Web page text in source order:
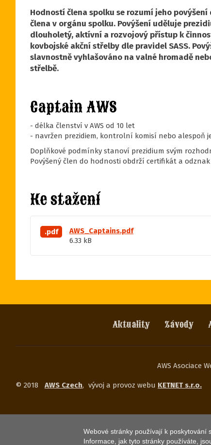
Hodností člena spolku se rozumí jeho
člena v orgánu spolku. Povýšení uděluje
dlouholetý, aktívní a rozvojový přístup k
kovbojské akční střelby dle pravidel SASS.
slavnostně vyhlašováno na valné hromadě
střelbě.
Captain AWS
- délka členství v AWS od 10 let
- navržen prezidiem, kontrolní komisí nebo alespoň
Doplňkové podmínky stanoví prezidium svým
Povýšený člen do hodnosti obdrží certifikát a
Ke stažení
.pdf
AWS_Captains.pdf
6.33 kB
Aktuality Závody
AWS Asociace
© 2018 AWS Czech, vývoj a provoz webu KETNET s.r.o.
Webové stránky používají k poskytování
Informace, jak tyto stránky používáte,